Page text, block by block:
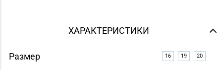
ХАРАКТЕРИСТИКИ
Размер 16 19 20